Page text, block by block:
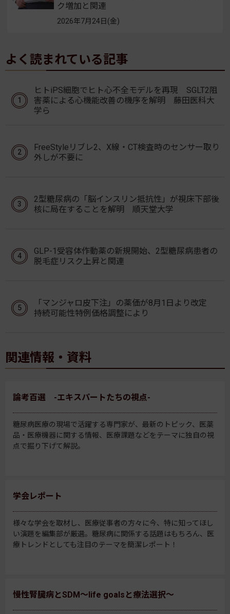
ク増加と関連
2026年7月24日(金)
よく読まれている記事
ヒトiPS細胞でヒト心不全モデルを再現 SGLT2阻
害薬による心機能改善の機序を解明 藤田医科大
学ら
FreeStyleリブレ2、X線・CT検査時のセンサー取り
外しが不要に
2型糖尿病の「脳インスリン抵抗性」が視床下部後
核に局在することを解明 順天堂大学
GLP-1受容体作動薬の新規開始、2型糖尿病患者の
脱毛症リスク上昇と関連
「マンジャロ皮下注」の薬価が8月1日より改定
持続可能性特例価格調整により
関連情報・資料
論考百選 -エキスパートたちの視点-
糖尿病医療の現場で活躍する専門家が、最新のトピック、医薬
品・医療機器に関する情報、医療課題などをテーマに独自の視
点で掘り下げて解説。
学会レポート
様々な学会を取材し、医療従事者の方々に今、特に知ってほし
い演題を編集部が厳選。糖尿病に関係する話題はもちろん、医
療トレンドとしても注目のテーマを簡潔レポート！
慢性腎臓病とSDM～life goalsと療法選択～